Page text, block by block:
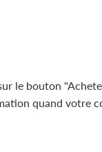
le bouton
quand votre